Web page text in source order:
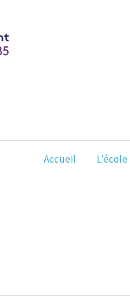
Accueil L’école